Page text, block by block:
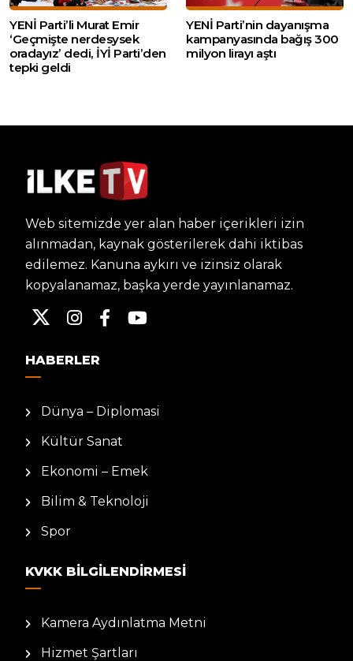
YENİ Parti’li Murat Emir
‘Geçmişte nerdesysek
oradayız’ dedi, İYİ Parti’den
tepki geldi
YENİ Parti’nin dayanışma
kampanyasında bağış 300
milyon lirayı aştı
Web sitemizde yer alan haber içerikleri izin
alınmadan, kaynak gösterilerek dahi iktibas
edilemez. Kanuna aykırı ve izinsiz olarak
kopyalanamaz, başka yerde yayınlanamaz.
HABERLER
Dünya – Diplomasi
Kültür Sanat
Ekonomi – Emek
Bilim & Teknoloji
Spor
KVKK BILGILENDIRMESI
Kamera Aydınlatma Metni
Hizmet Şartları